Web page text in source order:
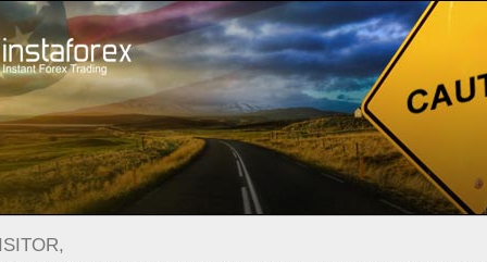
فتح الحساب الفوري منصة التداول
للمبتدئين للمستثمرين للشركاء